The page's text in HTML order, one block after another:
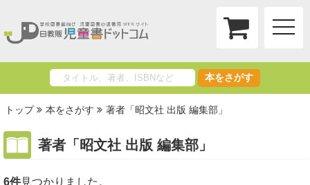
toggle
本をさがす
トップ 本をさがす 著者「昭文社 出版 編集部」
著者「昭文社 出版 編集部」
6件